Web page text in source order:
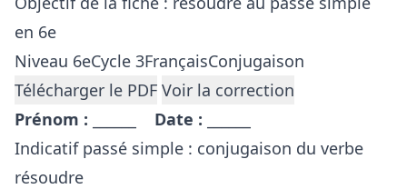
en 6e
Niveau 6eCycle 3FrançaisConjugaison
Télécharger le PDF Voir la correction
Prénom :
Date :
Indicatif passé simple : conjugaison du verbe
résoudre